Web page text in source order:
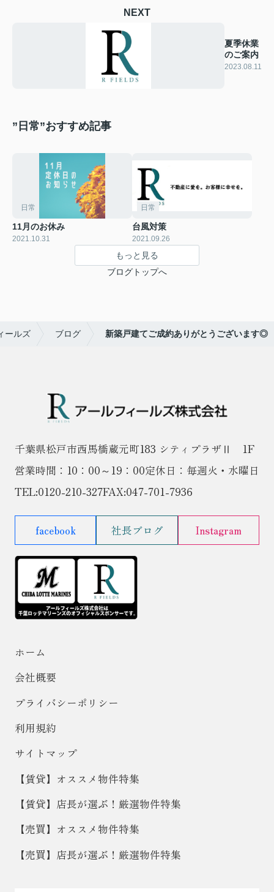
NEXT
夏季休業
のご案内
2023.08.11
”日常”おすすめ記事
日常
11月のお休み
2021.10.31
日常
台風対策
2021.09.26
もっと見る
ブログトップへ
ールズ ブログ 新築戸建てご成約ありがとうございます◎
千葉県松戸市西馬橋蔵元町183 シティプラザⅡ 1F
営業時間：10：00～19：00定休日：毎週火・水曜日
TEL:0120-210-327FAX:047-701-7936
facebook 社長ブログ Instagram
ホーム
会社概要
プライバシーポリシー
利用規約
サイトマップ
【賃貸】オススメ物件特集
【賃貸】店長が選ぶ！厳選物件特集
【売買】オススメ物件特集
【売買】店長が選ぶ！厳選物件特集